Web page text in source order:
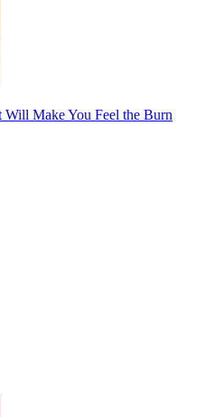
Make You Feel the Burn